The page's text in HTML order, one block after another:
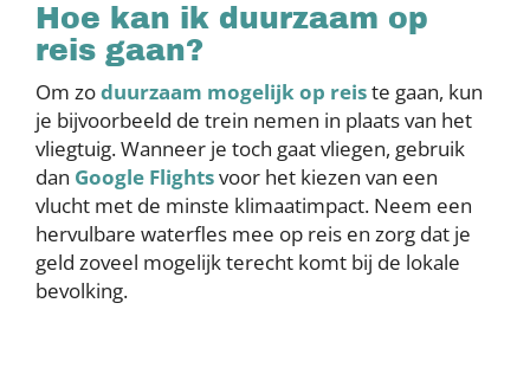
Hoe kan ik duurzaam op
reis gaan?
Om zoduurzaam mogelijk op reiste gaan, kun
je bijvoorbeeld de trein nemen in plaats van het
vliegtuig. Wanneer je toch gaat vliegen, gebruik
dan Google Flightsvoor het kiezen van een
vlucht met de minste klimaatimpact. Neem een
hervulbare waterfles mee op reis en zorg dat je
geld zoveel mogelijk terecht komt bij de lokale
bevolking.